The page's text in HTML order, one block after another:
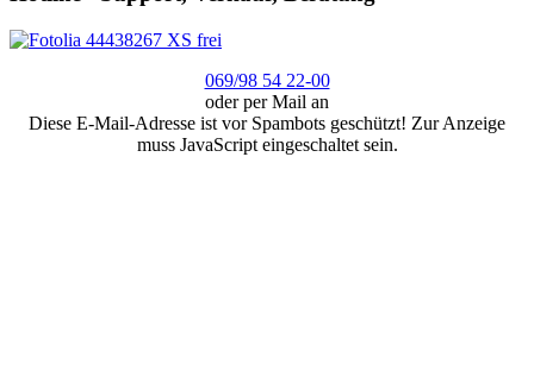
069/98 54 22-00
oder per Mail an
Diese E-Mail-Adresse ist vor Spambots geschützt! Zur Anzeige
muss JavaScript eingeschaltet sein.